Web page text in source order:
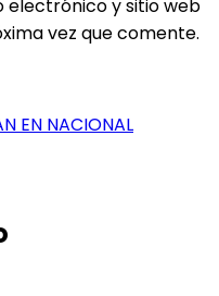
electrónico y sitio web
vez que comente.
EN NACIONAL